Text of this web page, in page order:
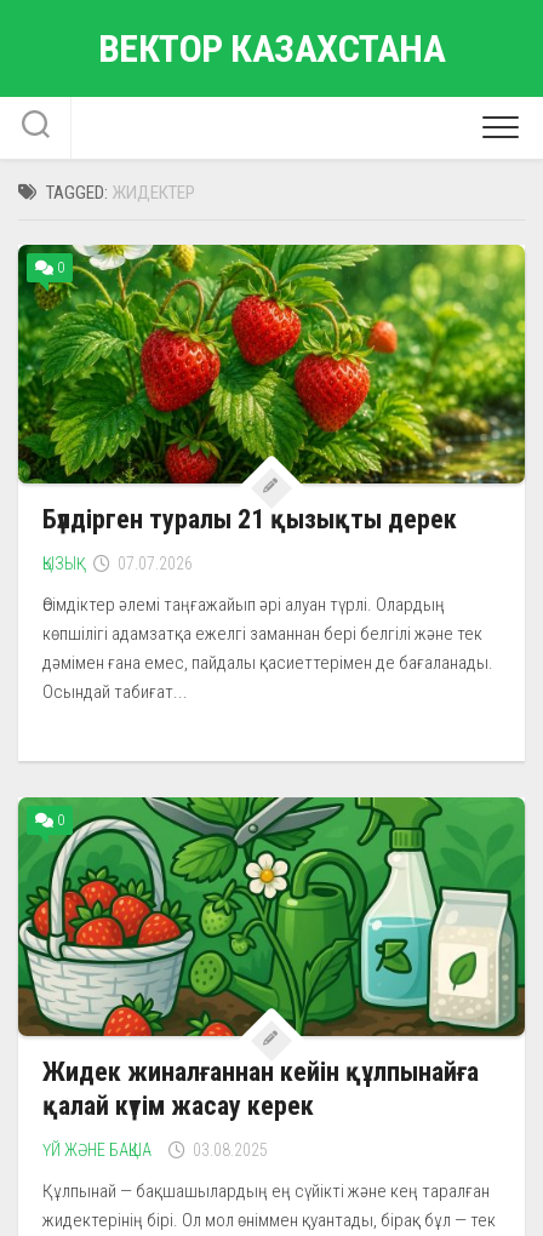
ВЕКТОР КАЗАХСТАНА
TAGGED: ЖИДЕКТЕР
0
Бүлдірген туралы 21 қызықты дерек
ҚЫЗЫҚ 07.07.2026
Өсімдіктер әлемі таңғажайып әрі алуан түрлі. Олардың
көпшілігі адамзатқа ежелгі заманнан бері белгілі және тек
дәмімен ғана емес, пайдалы қасиеттерімен де бағаланады.
Осындай табиғат...
0
Жидек жиналғаннан кейін құлпынайға
қалай күтім жасау керек
ҮЙ ЖӘНЕ БАҚША 03.08.2025
Құлпынай — бақшашылардың ең сүйікті және кең таралған
жидектерінің бірі. Ол мол өніммен қуантады, бірақ бұл — тек